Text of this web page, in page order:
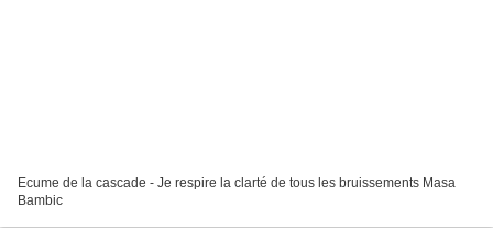
Ecume de la cascade - Je respire la clarté de tous les bruissements Masa
Bambic